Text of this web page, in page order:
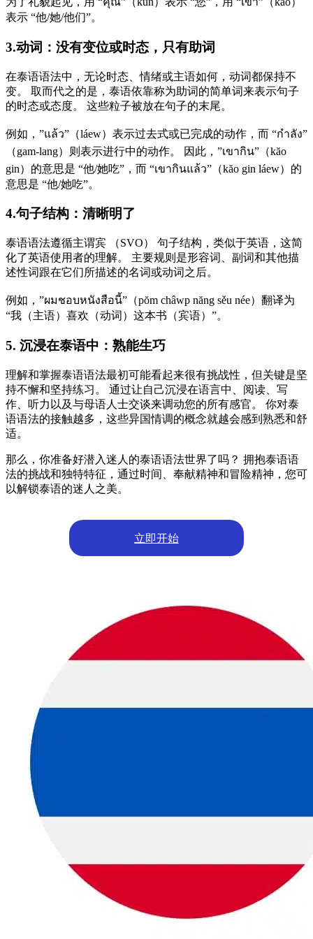
表示 “他/她/他们”。
3.动词：没有变位或时态，只有助词
在泰语语法中，无论时态、情绪或主语如何，动词都保持不
变。 取而代之的是，泰语依靠称为助词的简单词来表示句子
的时态或态度。 这些粒子被放在句子的末尾。
例如，”แล้ว”（láew）表示过去式或已完成的动作，而 “กำลัง”
（gam-lang）则表示进行中的动作。 因此，”เขากิน”（kăo
gin）的意思是 “他/她吃”，而 “เขากินแล้ว”（kăo gin láew）的
意思是 “他/她吃”。
4.句子结构：清晰明了
泰语语法遵循主谓宾 （SVO） 句子结构，类似于英语，这简
化了英语使用者的理解。 主要规则是形容词、副词和其他描
述性词跟在它们所描述的名词或动词之后。
例如，”ผมชอบหนังสือนี้”（pŏm châwp năng sěu née）翻译为
“我（主语）喜欢（动词）这本书（宾语）”。
5. 沉浸在泰语中：熟能生巧
理解和掌握泰语语法最初可能看起来很有挑战性，但关键是坚
持不懈和坚持练习。 通过让自己沉浸在语言中、阅读、写
作、听力以及与母语人士交谈来调动您的所有感官。 你对泰
语语法的接触越多，这些异国情调的概念就越会感到熟悉和舒
适。
那么，你准备好潜入迷人的泰语语法世界了吗？ 拥抱泰语语
法的挑战和独特特征，通过时间、奉献精神和冒险精神，您可
以解锁泰语的迷人之美。
立即开始